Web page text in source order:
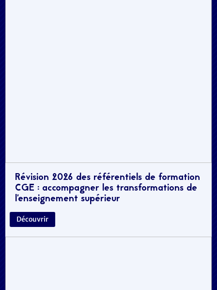
Révision 2026 des référentiels de formation
CGE : accompagner les transformations de
l’enseignement supérieur
Découvrir